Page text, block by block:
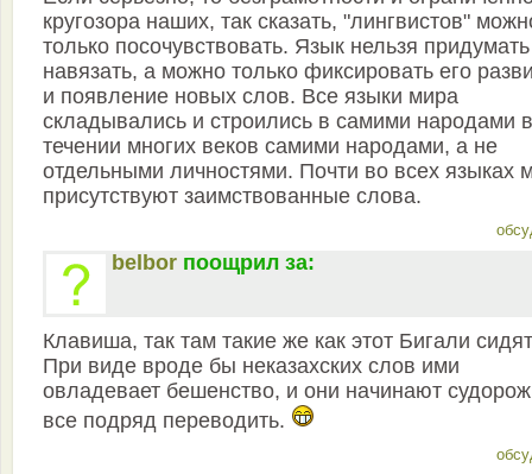
кругозора наших, так сказать, "лингвистов"
только посочувствовать. Язык нельзя
навязать, а можно только фиксировать его
и появление новых слов. Все языки мира
складывались и строились в самими народами в
течении многих веков самими народами, а не
отдельными личностями. Почти во всех языках
присутствуют заимствованные слова.
belbor поощрил за:
Клавиша, так там такие же как этот Бигали
При виде вроде бы неказахских слов ими
овладевает бешенство, и они начинают
все подряд переводить.